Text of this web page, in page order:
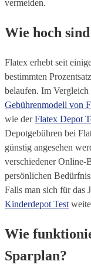
vermeiden.
Wie hoch
Flatex erhebt seit
bestimmten
belaufen. Im
Gebührenmodell von
wie derFlatex Depot
Depotgebühren bei
günstig angesehen
verschiedener Online-
persönlichen
Falls man sich für das
Kinderdepot Test
Wie
Sparplan?